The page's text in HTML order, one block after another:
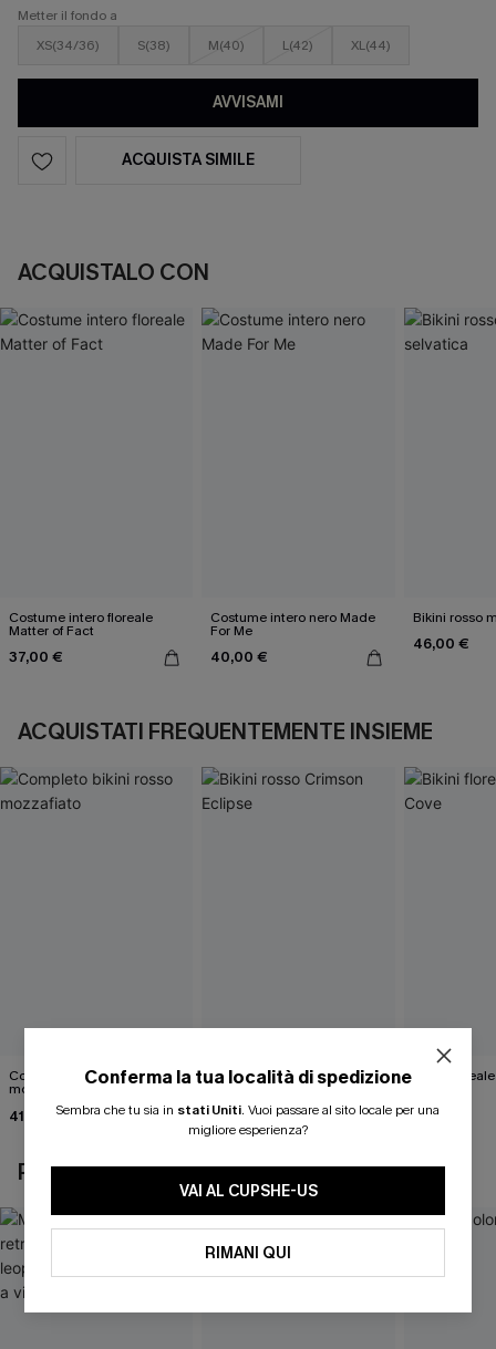
Metter il fondo a
XS(34/36)
S(38) M(40) L(42) XL(44)
AVVISAMI
ACQUISTA SIMILE
ACQUISTALO CON
Costume intero floreale
Matter of Fact
37,00 €
Costume intero nero Made
For Me
40,00 €
Bikini rosso
46,00 €
ACQUISTATI FREQUENTEMENTE INSIEME
Completo bikini rosso
mozzafiato
41,00 €46,00 €
Bikini rosso Crimson Eclipse
36,00 €
Bikini
42,00 €
POTREBBE INTERESSARTI ANCHE
Conferma la tua località di spedizione
Sembra che tu sia in stati Uniti. Vuoi passare al sito locale per una
migliore esperienza?
VAI AL CUPSHE-US
RIMANI QUI